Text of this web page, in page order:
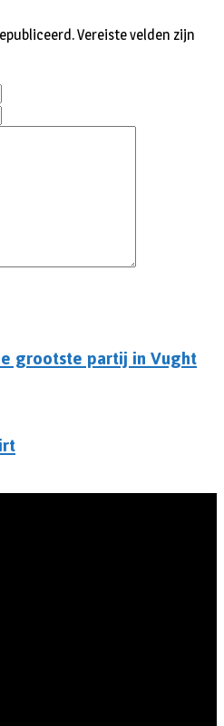
grootste partij in Vught
Vereiste velden zijn